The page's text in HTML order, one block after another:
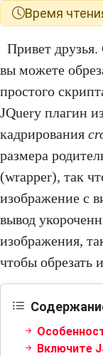
Время
Привет
вы можете
простого
JQuery плагин
кадрирования
размера
(wrapper), так
изображение с
вывод
изображения,
чтобы обрезать
Включите